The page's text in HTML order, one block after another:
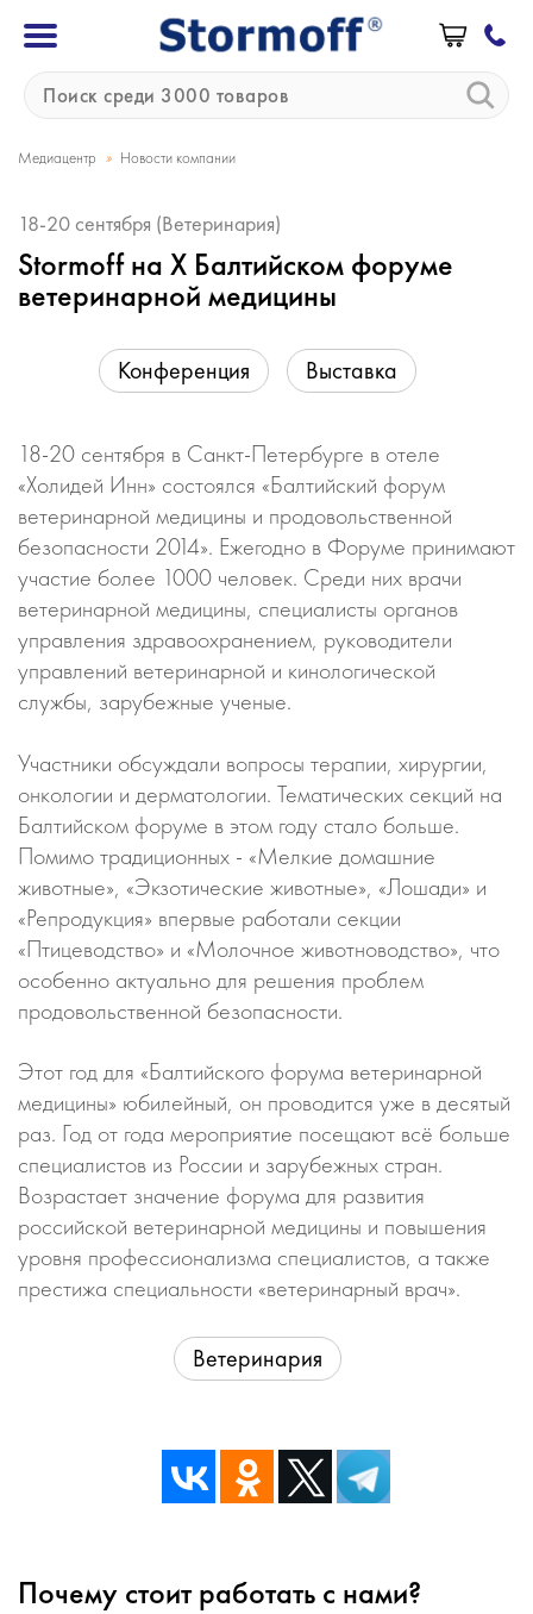
Медиацентр » Новости компании
18-20 сентября (Ветеринария)
Stormoff на Х Балтийском форуме
ветеринарной медицины
Конференция Выставка
18-20 сентября в Санкт-Петербурге в отеле
«Холидей Инн» состоялся «Балтийский форум
ветеринарной медицины и продовольственной
безопасности 2014». Ежегодно в Форуме принимают
участие более 1000 человек. Среди них врачи
ветеринарной медицины, специалисты органов
управления здравоохранением, руководители
управлений ветеринарной и кинологической
службы, зарубежные ученые.
Участники обсуждали вопросы терапии, хирургии,
онкологии и дерматологии. Тематических секций на
Балтийском форуме в этом году стало больше.
Помимо традиционных - «Мелкие домашние
животные», «Экзотические животные», «Лошади» и
«Репродукция» впервые работали секции
«Птицеводство» и «Молочное животноводство», что
особенно актуально для решения проблем
продовольственной безопасности.
Этот год для «Балтийского форума ветеринарной
медицины» юбилейный, он проводится уже в десятый
раз. Год от года мероприятие посещают всё больше
специалистов из России и зарубежных стран.
Возрастает значение форума для развития
российской ветеринарной медицины и повышения
уровня профессионализма специалистов, а также
престижа специальности «ветеринарный врач».
Ветеринария
Почему стоит работать с нами?